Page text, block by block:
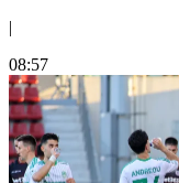
|
08:57